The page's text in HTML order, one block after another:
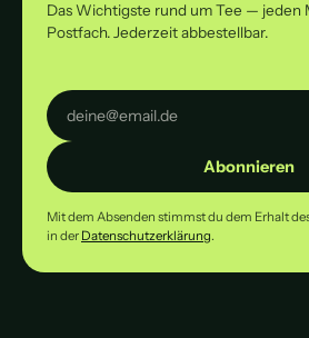
Das Wichtigste rund um Tee — jeden
Postfach. Jederzeit abbestellbar.
Abonnieren
Mit dem Absenden stimmst du dem Erhalt
in der Datenschutzerklärung.